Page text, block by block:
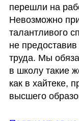
перешли на
Невозможно
талантливого
не
труда. Мы
в школу такие
как в хайтеке,
высшего